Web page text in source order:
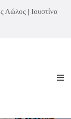
Λώλος | Ιουστίνα